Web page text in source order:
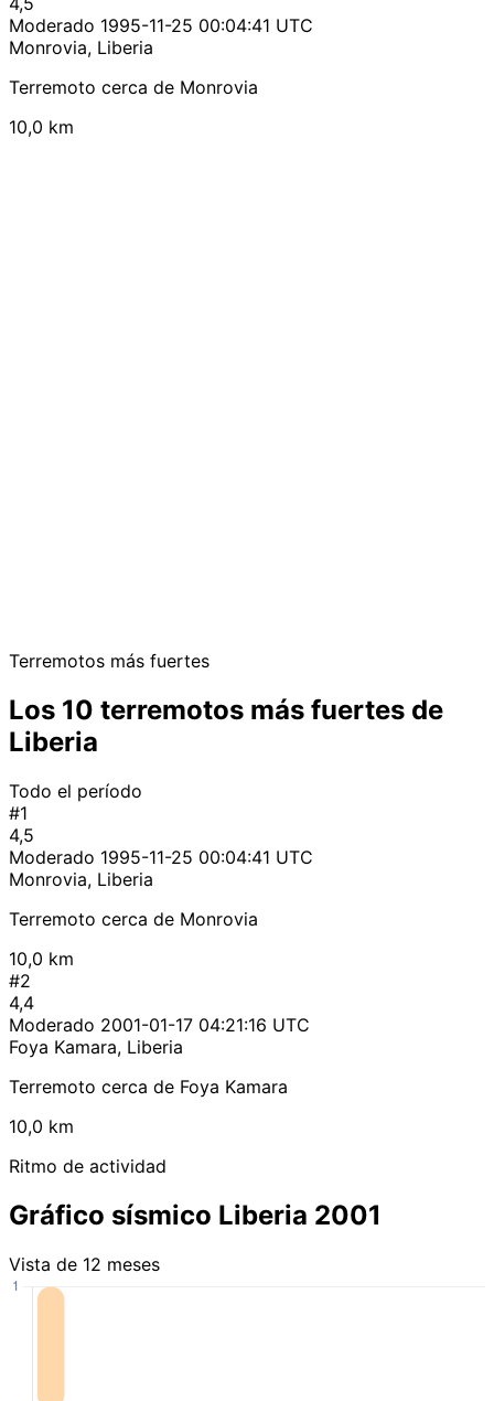
Moderado 1995-11-25 00:04:41 UTC
Monrovia, Liberia
Terremoto cerca de Monrovia
10,0 km
Terremotos más fuertes
Los 10 terremotos más fuertes de
Liberia
Todo el período
#1
4,5
Moderado 1995-11-25 00:04:41 UTC
Monrovia, Liberia
Terremoto cerca de Monrovia
10,0 km
#2
4,4
Moderado 2001-01-17 04:21:16 UTC
Foya Kamara, Liberia
Terremoto cerca de Foya Kamara
10,0 km
Ritmo de actividad
Gráfico sísmico Liberia 2001
Vista de 12 meses